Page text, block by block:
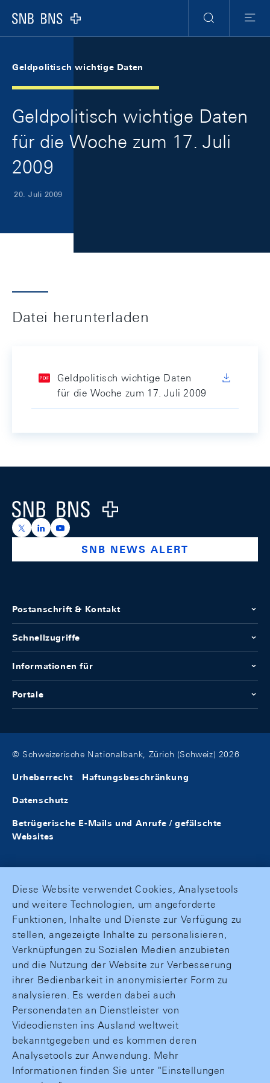
Logo
Suche
Menu
Geldpolitisch wichtige Daten
Geldpolitisch wichtige Daten
für die Woche zum 17. Juli
2009
20. Juli 2009
Datei herunterladen
Geldpolitisch wichtige Daten
für die Woche zum 17. Juli 2009
Logo
https://x.com/snb_bns
https://ch.linkedin.com/company/swiss-national-
https://www.youtube.com/@swissnationalbank
SNB NEWS ALERT
Postanschrift & Kontakt
Schnellzugriffe
Informationen für
Portale
© Schweizerische Nationalbank, Zürich (Schweiz) 2026
Urheberrecht Haftungsbeschränkung
Datenschutz
Betrügerische E-Mails und Anrufe / gefälschte
Websites
Diese Website verwendet Cookies, Analysetools
und weitere Technologien, um angeforderte
Funktionen, Inhalte und Dienste zur Verfügung zu
stellen, angezeigte Inhalte zu personalisieren,
Verknüpfungen zu Sozialen Medien anzubieten
und die Nutzung der Website zur Verbesserung
ihrer Bedienbarkeit in anonymisierter Form zu
analysieren. Es werden dabei auch
Personendaten an Dienstleister von
Videodiensten ins Ausland weltweit
bekanntgegeben und es kommen deren
Analysetools zur Anwendung. Mehr
Informationen finden Sie unter "Einstellungen